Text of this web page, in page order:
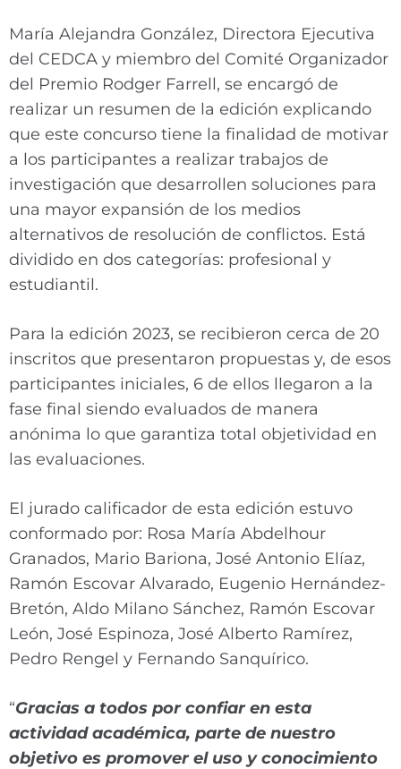
María Alejandra González, Directora Ejecutiva
del CEDCA y miembro del Comité Organizador
del Premio Rodger Farrell, se encargó de
realizar un resumen de la edición explicando
que este concurso tiene la finalidad de motivar
a los participantes a realizar trabajos de
investigación que desarrollen soluciones para
una mayor expansión de los medios
alternativos de resolución de conflictos. Está
dividido en dos categorías: profesional y
estudiantil.
Para la edición 2023, se recibieron cerca de 20
inscritos que presentaron propuestas y, de esos
participantes iniciales, 6 de ellos llegaron a la
fase final siendo evaluados de manera
anónima lo que garantiza total objetividad en
las evaluaciones.
El jurado calificador de esta edición estuvo
conformado por: Rosa María Abdelhour
Granados, Mario Bariona, José Antonio Elíaz,
Ramón Escovar Alvarado, Eugenio Hernández-
Bretón, Aldo Milano Sánchez, Ramón Escovar
León, José Espinoza, José Alberto Ramírez,
Pedro Rengel y Fernando Sanquírico.
“Gracias a todos por confiar en esta
actividad académica, parte de nuestro
objetivo es promover el uso y conocimiento